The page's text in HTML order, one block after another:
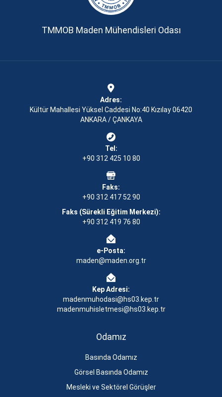
TMMOB Maden Mühendisleri Odası
Adres:
Kültür Mahallesi Yüksel Caddesi No:40 Kızılay 06420
ANKARA / ÇANKAYA
Tel:
+90 312 425 10 80
Faks:
+90 312 417 52 90
Faks (Sürekli Eğitim Merkezi):
+90 312 419 76 80
e-Posta:
maden@maden.org.tr
Kep Adresi:
madenmuhodasi@hs03.kep.tr
madenmuhisletmesi@hs03.kep.tr
Odamız
Basında Odamız
Görsel Basında Odamız
Mesleki ve Sektörel Görüşler